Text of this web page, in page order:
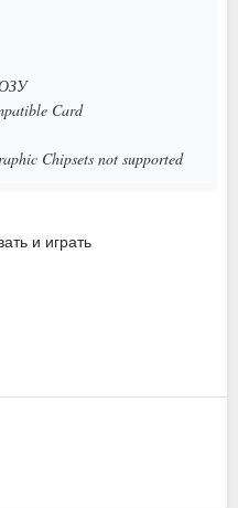
Card
Chipsets not supported
и играть